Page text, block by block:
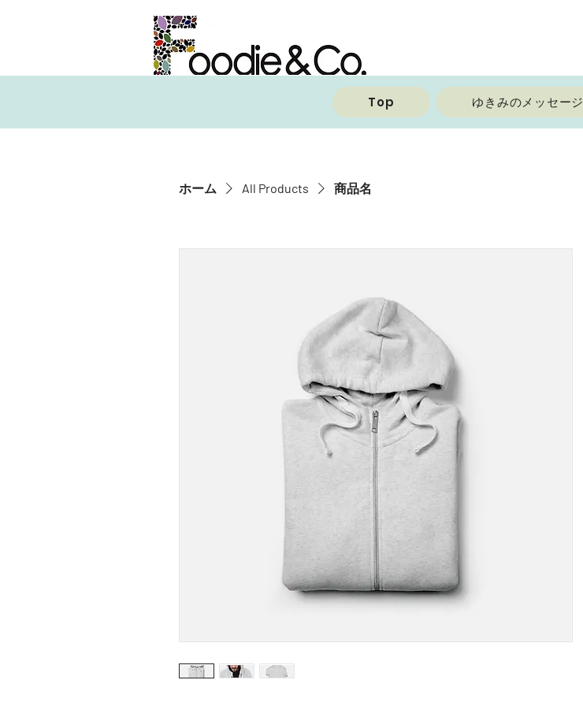
Top ゆきみのメッセージ
ホーム All Products 商品名